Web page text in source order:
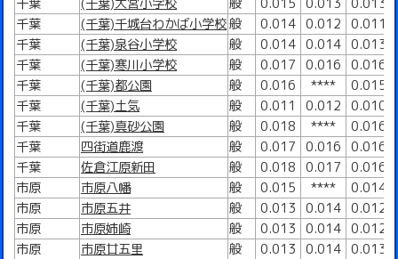
千葉
(千葉)千城台わかば小学校般 0.014 0.012 0.011
千葉
(千葉)泉谷小学校 般 0.014 0.014 0.013
千葉
(千葉)寒川小学校 般 0.017 0.016 0.016
千葉
(千葉)都公園 般 0.016 **** 0.015
千葉
(千葉)土気 般 0.011 0.012 0.010
千葉
(千葉)真砂公園 般 0.018 **** 0.016
千葉
四街道鹿渡 般 0.017 0.016 0.016
千葉
佐倉江原新田 般 0.018 0.017 0.016
市原
市原八幡 般 0.015 **** 0.014
市原
市原五井 般 0.013 0.014 0.012
市原
市原姉崎 般 0.013 0.014 0.012
市原
市原廿五里 般 0.013 0.014 0.013